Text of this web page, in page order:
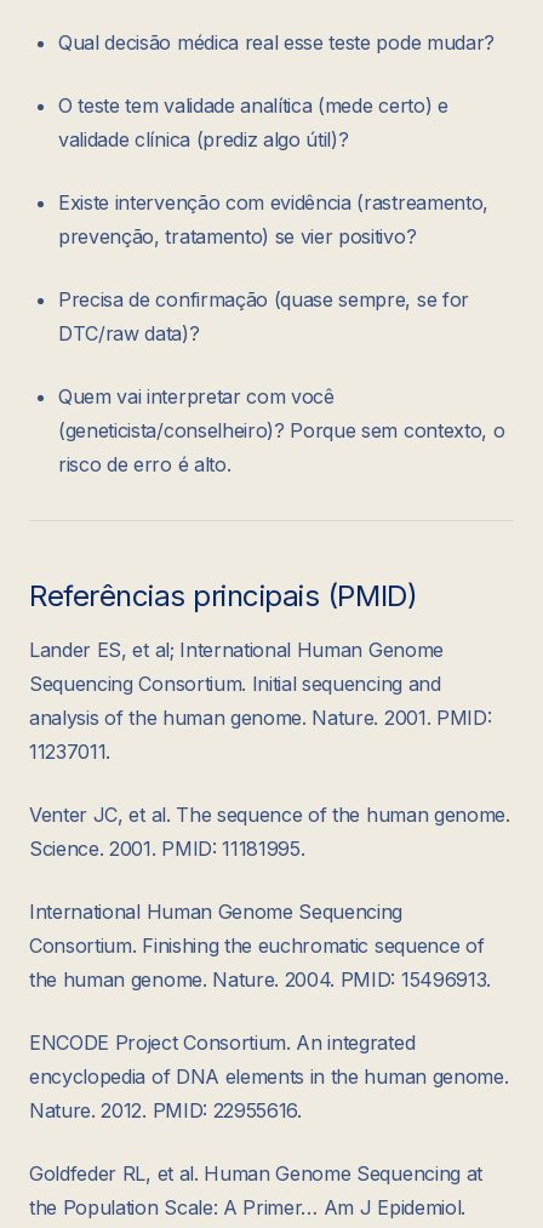
Qual decisão médica real esse teste pode mudar?
O teste tem validade analítica (mede certo) e
validade clínica (prediz algo útil)?
Existe intervenção com evidência (rastreamento,
prevenção, tratamento) se vier positivo?
Precisa de confirmação (quase sempre, se for
DTC/raw data)?
Quem vai interpretar com você
(geneticista/conselheiro)? Porque sem contexto, o
risco de erro é alto.
Referências principais (PMID)
Lander ES, et al; International Human Genome
Sequencing Consortium. Initial sequencing and
analysis of the human genome. Nature. 2001. PMID:
11237011.
Venter JC, et al. The sequence of the human genome.
Science. 2001. PMID: 11181995.
International Human Genome Sequencing
Consortium. Finishing the euchromatic sequence of
the human genome. Nature. 2004. PMID: 15496913.
ENCODE Project Consortium. An integrated
encyclopedia of DNA elements in the human genome.
Nature. 2012. PMID: 22955616.
Goldfeder RL, et al. Human Genome Sequencing at
the Population Scale: A Primer… Am J Epidemiol.